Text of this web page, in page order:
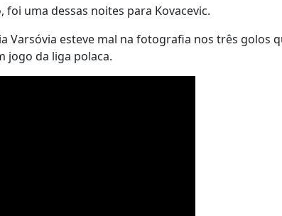
uma dessas noites para Kovacevic.
Varsóvia esteve mal na fotografia nos três golos
jogo da liga polaca.